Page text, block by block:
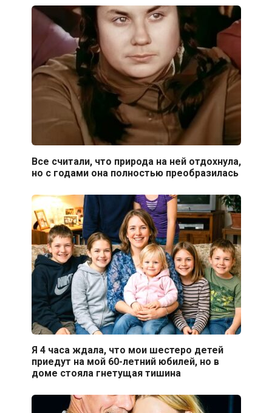
Все считали, что природа на ней отдохнула,
но с годами она полностью преобразилась
Я 4 часа ждала, что мои шестеро детей
приедут на мой 60-летний юбилей, но в
доме стояла гнетущая тишина